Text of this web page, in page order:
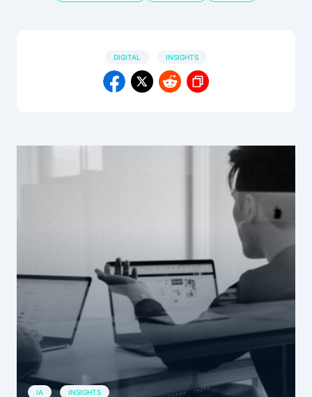
DIGITAL INSIGHTS
IA INSIGHTS